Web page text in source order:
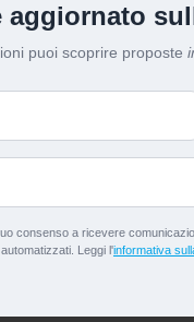
aggiornato
puoi scoprire proposte
consenso a ricevere
Leggi l'informativa